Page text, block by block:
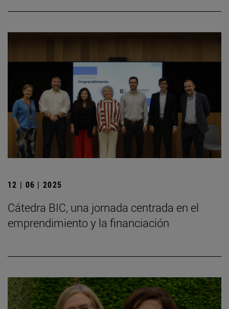
12 | 06 | 2025
Cátedra BIC, una jornada centrada en el
emprendimiento y la financiación